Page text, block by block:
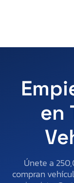
en
Únete a
compran